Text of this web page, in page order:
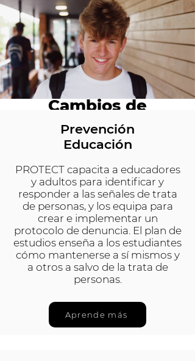
Cambios de
prevención
Todo
Prevención
Educación
PROTECT capacita a educadores
y adultos para identificar y
responder a las señales de trata
de personas, y los equipa para
crear e implementar un
protocolo de denuncia. El plan de
estudios enseña a los estudiantes
cómo mantenerse a sí mismos y
a otros a salvo de la trata de
personas.
Aprende más